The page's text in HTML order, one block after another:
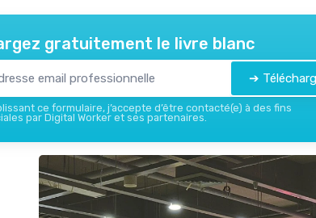
gratuitement le livre blanc
➔
ce formulaire, j’accepte d’être contacté(e) à des fins
par Digital Worker et ses partenaires.